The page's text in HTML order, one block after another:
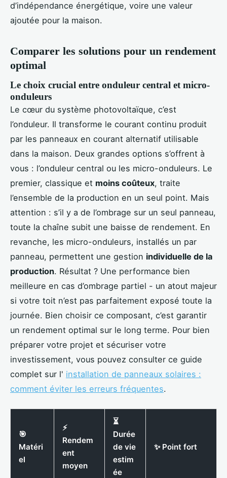
d’indépendance énergétique, voire une valeur
ajoutée pour la maison.
Comparer les solutions pour un rendement
optimal
Le choix crucial entre onduleur central et micro-
onduleurs
Le cœur du système photovoltaïque, c’est
l’onduleur. Il transforme le courant continu produit
par les panneaux en courant alternatif utilisable
dans la maison. Deux grandes options s’offrent à
vous : l’onduleur central ou les micro-onduleurs. Le
premier, classique et moins coûteux, traite
l’ensemble de la production en un seul point. Mais
attention : s’il y a de l’ombrage sur un seul panneau,
toute la chaîne subit une baisse de rendement. En
revanche, les micro-onduleurs, installés un par
panneau, permettent une gestion individuelle de la
production. Résultat ? Une performance bien
meilleure en cas d’ombrage partiel - un atout majeur
si votre toit n’est pas parfaitement exposé toute la
journée. Bien choisir ce composant, c’est garantir
un rendement optimal sur le long terme. Pour bien
préparer votre projet et sécuriser votre
investissement, vous pouvez consulter ce guide
complet sur l' installation de panneaux solaires :
comment éviter les erreurs fréquentes.
🎯
Matéri
el
⚡
Rendem
ent
moyen
⏳
Durée
de vie
estim
ée
✨ Point fort